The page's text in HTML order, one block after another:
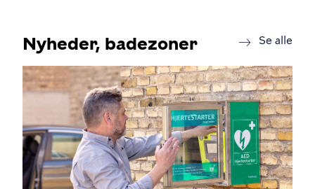
Se alle
Nyheder, badezoner